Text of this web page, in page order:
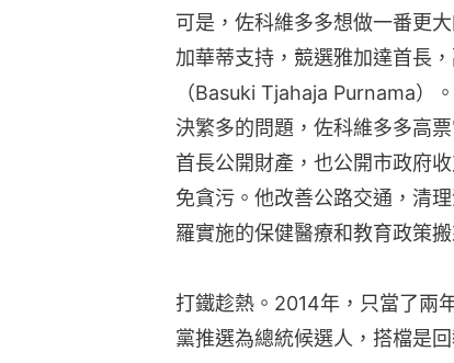
可是，佐科維多多想做一番更
加華蒂支持，競選雅加達首長
（Basuki Tjahaja Purnama）
決繁多的問題，佐科維多多高
首長公開財產，也公開市政府
免貪污。他改善公路交通，清
羅實施的保健醫療和教育政策
打鐵趁熱。2014年，只當了兩
黨推選為總統候選人，搭檔是